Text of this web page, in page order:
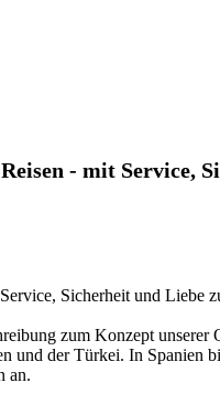
- mit Service,
Sicherheit und Liebe
zum Konzept unserer
und der Türkei. In Spanien
an.